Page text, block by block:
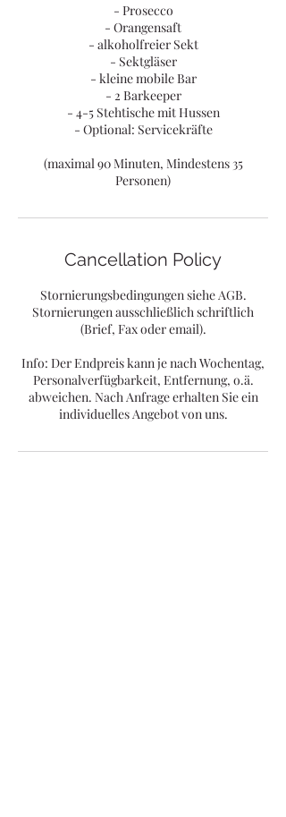
- Prosecco
- Orangensaft
- alkoholfreier Sekt
- Sektgläser
- kleine mobile Bar
- 2 Barkeeper
- 4-5 Stehtische mit Hussen
- Optional: Servicekräfte
(maximal 90 Minuten, Mindestens 35
Personen)
Cancellation Policy
Stornierungsbedingungen siehe AGB.
Stornierungen ausschließlich schriftlich
(Brief, Fax oder email).
Info: Der Endpreis kann je nach Wochentag,
Personalverfügbarkeit, Entfernung, o.ä.
abweichen. Nach Anfrage erhalten Sie ein
individuelles Angebot von uns.